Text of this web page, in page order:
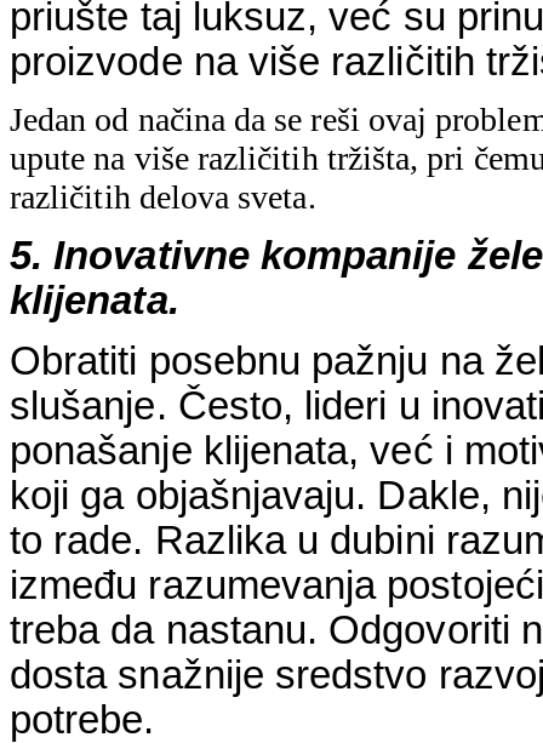
priušte taj luksuz, već su
proizvode na više različitih
Jedan od načina da se reši ovaj
upute na više različitih tržišta, pri
različitih delova sveta.
5. Inovativne kompanije
klijenata.
Obratiti posebnu pažnju na
slušanje. Često, lideri u
ponašanje klijenata, već i
koji ga objašnjavaju. Dakle,
to rade. Razlika u dubini
između razumevanja
treba da nastanu. Odgovoriti
dosta snažnije sredstvo
potrebe.